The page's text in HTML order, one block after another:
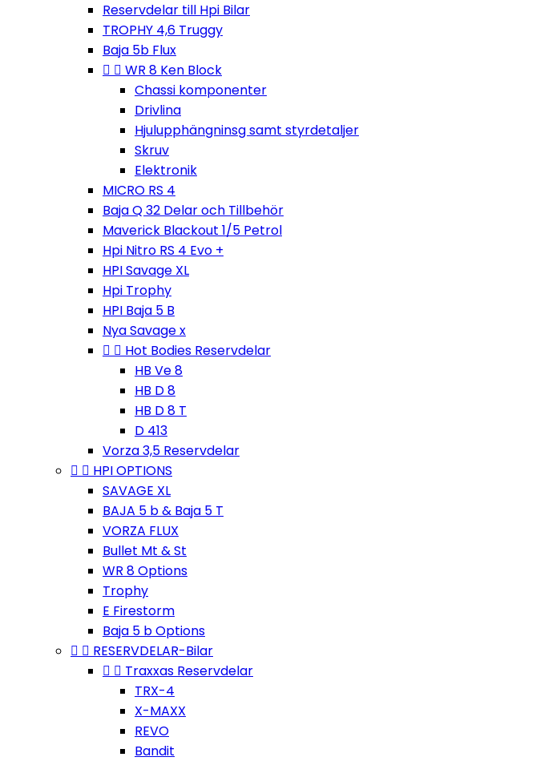
Reservdelar till Hpi Bilar
TROPHY 4,6 Truggy
Baja 5b Flux
  WR 8 Ken Block
Chassi komponenter
Drivlina
Hjulupphängninsg samt styrdetaljer
Skruv
Elektronik
MICRO RS 4
Baja Q 32 Delar och Tillbehör
Maverick Blackout 1/5 Petrol
Hpi Nitro RS 4 Evo +
HPI Savage XL
Hpi Trophy
HPI Baja 5 B
Nya Savage x
  Hot Bodies Reservdelar
HB Ve 8
HB D 8
HB D 8 T
D 413
Vorza 3,5 Reservdelar
  HPI OPTIONS
SAVAGE XL
BAJA 5 b & Baja 5 T
VORZA FLUX
Bullet Mt & St
WR 8 Options
Trophy
E Firestorm
Baja 5 b Options
  RESERVDELAR-Bilar
  Traxxas Reservdelar
TRX-4
X-MAXX
REVO
Bandit